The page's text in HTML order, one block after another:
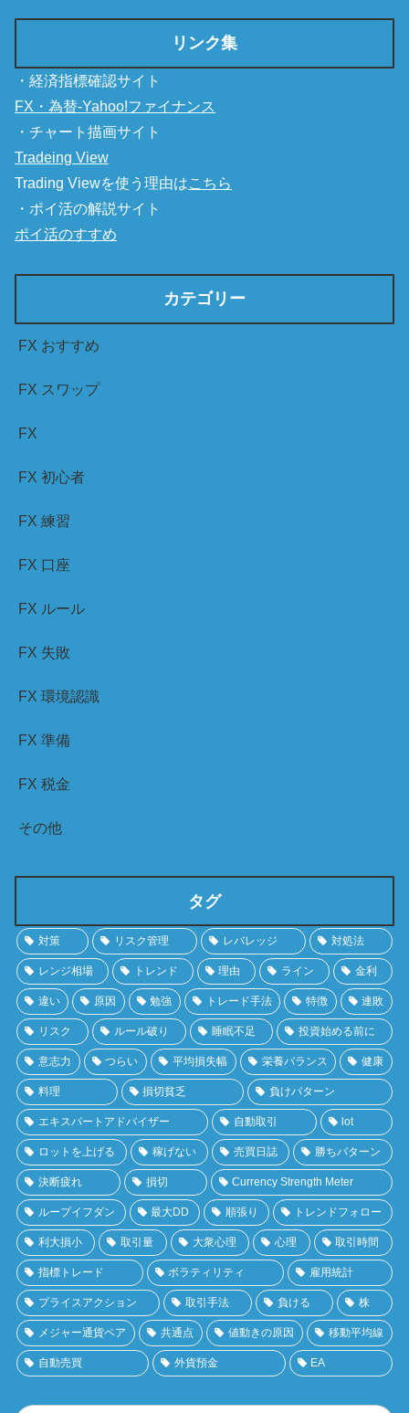
リンク集
・経済指標確認サイト
FX・為替-Yahoo!ファイナンス
・チャート描画サイト
Tradeing View
Trading Viewを使う理由はこちら
・ポイ活の解説サイト
ポイ活のすすめ
カテゴリー
FX おすすめ
FX スワップ
FX
FX 初心者
FX 練習
FX 口座
FX ルール
FX 失敗
FX 環境認識
FX 準備
FX 税金
その他
タグ
対策 リスク管理 レバレッジ 対処法
レンジ相場 トレンド 理由 ライン 金利
違い 原因 勉強 トレード手法 特徴 連敗
リスク ルール破り 睡眠不足 投資始める前に
意志力 つらい 平均損失幅 栄養バランス 健康
料理 損切貧乏 負けパターン
エキスパートアドバイザー 自動取引 lot
ロットを上げる 稼げない 売買日誌 勝ちパターン
決断疲れ 損切 Currency Strength Meter
ループイフダン 最大DD 順張り トレンドフォロー
利大損小 取引量 大衆心理 心理 取引時間
指標トレード ボラティリティ 雇用統計
プライスアクション 取引手法 負ける 株
メジャー通貨ペア 共通点 値動きの原因 移動平均線
自動売買 外貨預金 EA